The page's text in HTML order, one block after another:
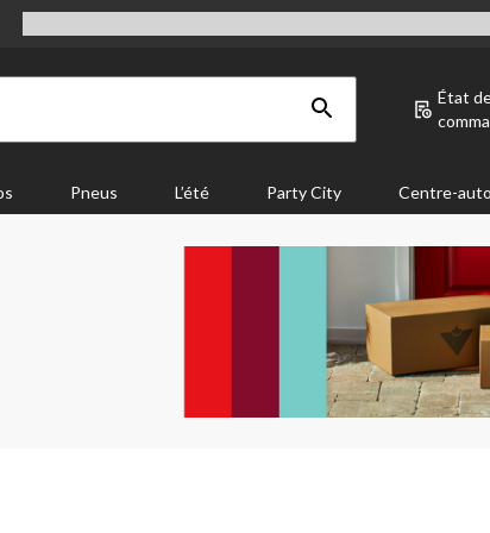
État
Pneus L’été Party City Centre-auto